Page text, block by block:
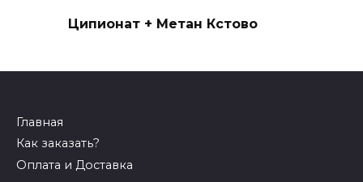
Ципионат + Метан Кстово
Главная
Как заказать?
Оплата и Доставка